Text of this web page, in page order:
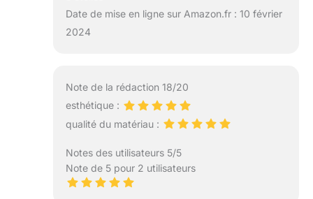
Date de mise en ligne sur Amazon.fr : 10 février
2024
Note de la rédaction 18/20
esthétique :
qualité du matériau :
Notes des utilisateurs 5/5
Note de 5 pour 2 utilisateurs